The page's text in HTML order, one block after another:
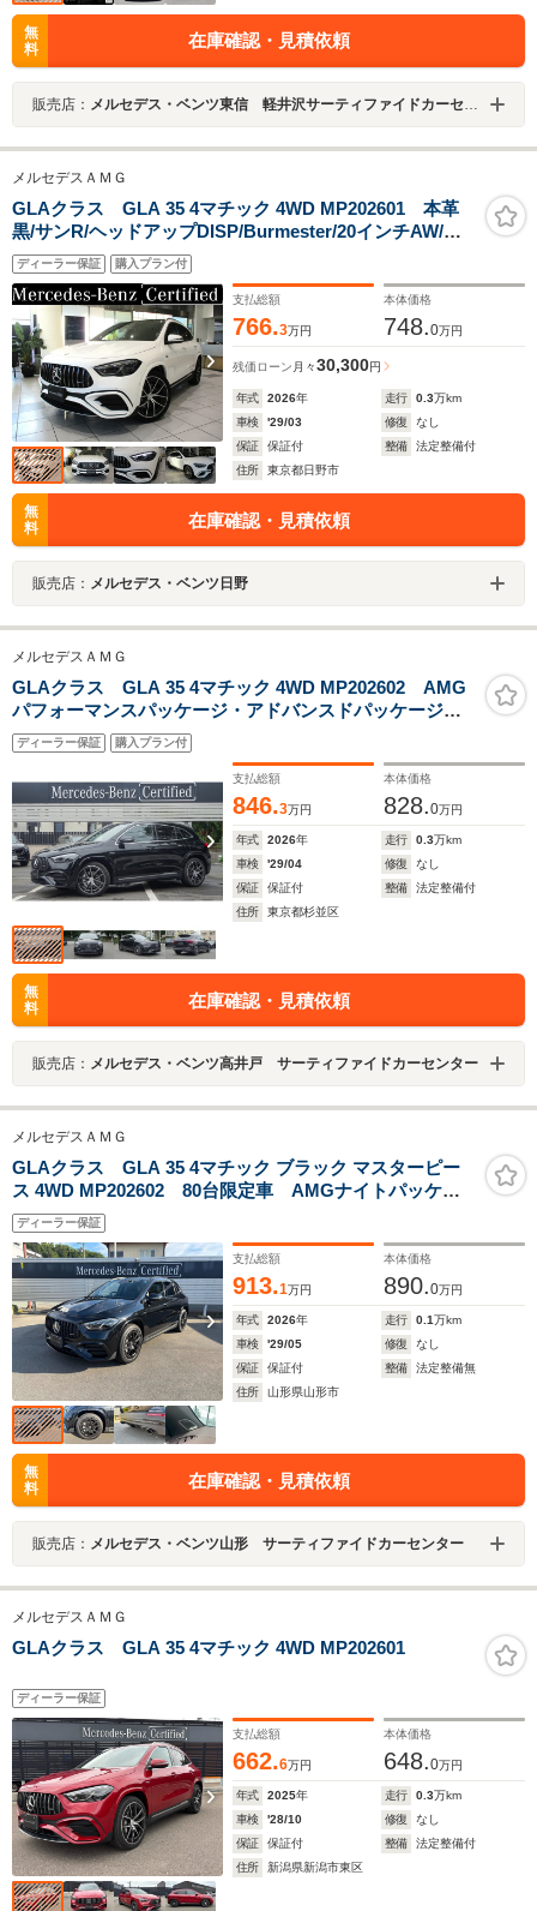
無
料
在庫確認・見積依頼
販売店： メルセデス・ベンツ東信 軽井沢サーティファイドカーセンター
メルセデスＡＭＧ
GLAクラス GLA 35 4マチック 4WD MP202601 本革
黒/サンR/ヘッドアップDISP/Burmester/20インチAW/全
周囲カメラ/アドバンスド
ディーラー保証 購入プラン付
支払総額
766.3万円
本体価格
748.0万円
残価ローン 月々30,300円
年式 2026年 走行 0.3万km
車検
'29/03 修復
なし
保証
保証付 整備
法定整備付
住所
東京都日野市
無
料
在庫確認・見積依頼
販売店： メルセデス・ベンツ日野
メルセデスＡＭＧ
GLAクラス GLA 35 4マチック 4WD MP202602 AMG
パフォーマンスパッケージ・アドバンスドパッケージ・
パノラミックスライディングルーフ・弊社デモカー・法
人ワンオーナー・認定中古車・新車保証継承
ディーラー保証 購入プラン付
支払総額
846.3万円
本体価格
828.0万円
年式 2026年 走行 0.3万km
車検
'29/04 修復
なし
保証
保証付 整備
法定整備付
住所
東京都杉並区
無
料
在庫確認・見積依頼
販売店： メルセデス・ベンツ高井戸 サーティファイドカーセンター
メルセデスＡＭＧ
GLAクラス GLA 35 4マチック ブラック マスターピー
ス 4WD MP202602 80台限定車 AMGナイトパッケー
ジ ブルメスター
ディーラー保証
支払総額
913.1万円
本体価格
890.0万円
年式 2026年 走行 0.1万km
車検
'29/05 修復
なし
保証
保証付 整備
法定整備無
住所
山形県山形市
無
料
在庫確認・見積依頼
販売店： メルセデス・ベンツ山形 サーティファイドカーセンター
メルセデスＡＭＧ
GLAクラス GLA 35 4マチック 4WD MP202601
ディーラー保証
支払総額
662.6万円
本体価格
648.0万円
年式 2025年 走行 0.3万km
車検
'28/10 修復
なし
保証
保証付 整備
法定整備付
住所
新潟県新潟市東区